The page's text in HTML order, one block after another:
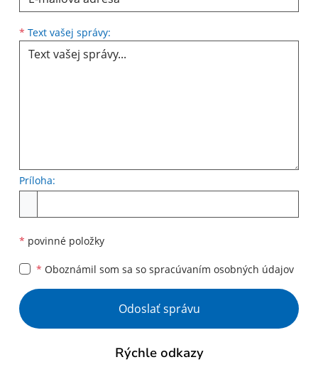
* Text vašej správy:
Príloha:
* povinné položky
* Oboznámil som sa so spracúvaním osobných údajov
Google reCaptcha Response
Odoslať správu
Rýchle odkazy